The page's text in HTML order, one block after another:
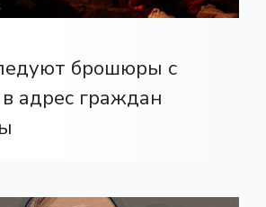
брошюры с
адрес граждан